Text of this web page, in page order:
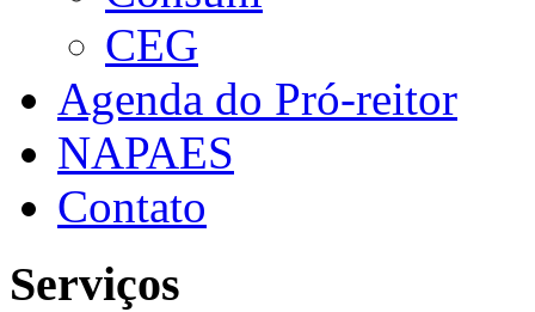
CEG
Agenda do Pró-reitor
NAPAES
Contato
Serviços